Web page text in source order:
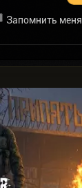
Запомнить меня